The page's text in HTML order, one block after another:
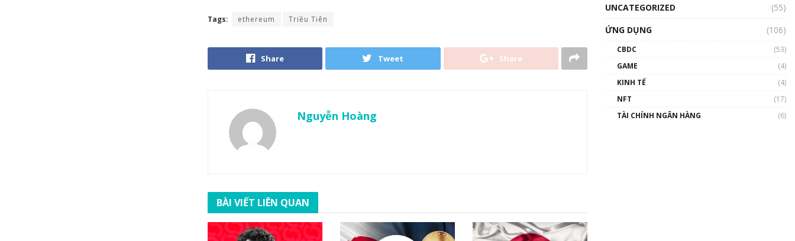
Tags: ethereum Triều Tiên
Share Tweet Share
Nguyễn Hoàng
BÀI VIẾT LIÊN QUAN
UNCATEGORIZED
(55)
ỨNG DỤNG
(106)
CBDC
(53)
GAME
(4)
KINH TẾ
(4)
NFT
(17)
TÀI CHÍNH NGÂN HÀNG
(6)